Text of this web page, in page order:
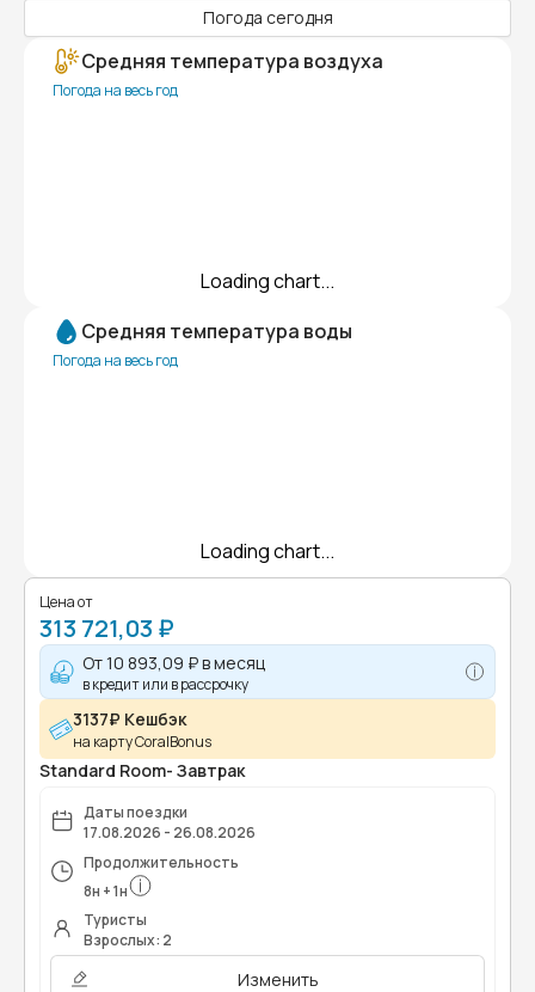
Погода сегодня
Средняя температура воздуха
Погода на весь год
Loading chart...
Средняя температура воды
Погода на весь год
Loading chart...
Цена от
313 721,03 ₽
От10 893,09 ₽в месяц
в кредит или в рассрочку
3137₽ Кешбэк
на карту CoralBonus
Standard Room- Завтрак
Даты поездки
17.08.2026 - 26.08.2026
Продолжительность
8н +1н
Туристы
Взрослых: 2
Изменить